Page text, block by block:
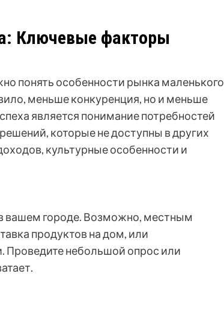
Ключевые факторы
понять особенности рынка маленького
меньше конкуренция, но и меньше
является понимание потребностей
которые не доступны в других
культурные особенности и
в вашем городе. Возможно, местным
продуктов на дом, или
Проведите небольшой опрос или